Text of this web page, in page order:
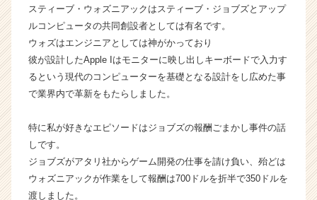
ベ
ン
チ
ー・
成
長
業
ら
カ
スティーブ・ウォズニアックはスティーブ・ジョブズとアップ
ルコンピュータの共同創設者としては有名です。
ウォズはエンジニアとしては神がかっており
彼が設計したApple Iはモニターに映し出しキーボードで入力す
るという現代のコンピューターを基礎となる設計をし広めた事
で業界内で革新をもたらしました。
特に私が好きなエピソードはジョブズの報酬ごまかし事件の話
しです。
ジョブズがアタリ社からゲーム開発の仕事を請け負い、殆どは
ウォズニアックが作業をして報酬は700ドルを折半で350ドルを
渡しました。